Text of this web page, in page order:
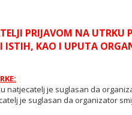
PRIJAVOM NA
ISTIH, KAO I UPUTA
natjecatelj je suglasan da
je suglasan da organizator